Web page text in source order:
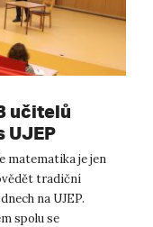
učitelů
UJEP
matematika je jen
tradiční
na UJEP.
spolu se